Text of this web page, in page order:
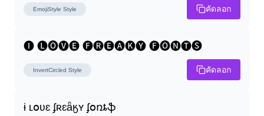
EmojiStyle Style คัดลอก
🅘 🅛🅞🅥🅔 🅕🅡🅔🅐🅚🅨 🅕🅞🅝🅣🅢
InvertCircled Style คัดลอก
ɨ ʟօʋɛ ʄʀɛǟӄʏ ʄօռȶֆ